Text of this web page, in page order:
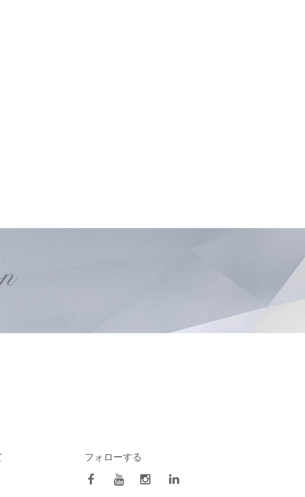
フォローする
facebookYoutubeInstagram